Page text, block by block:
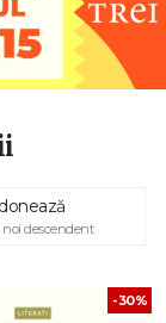
noi descendent
-30%